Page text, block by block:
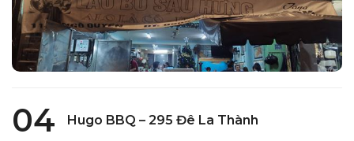
04 Hugo BBQ – 295 Đê La Thành